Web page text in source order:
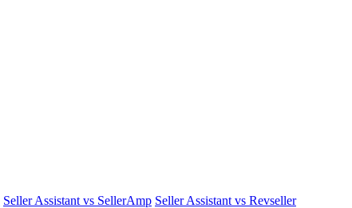
Seller Assistant vs SellerAmp Seller Assistant vs Revseller